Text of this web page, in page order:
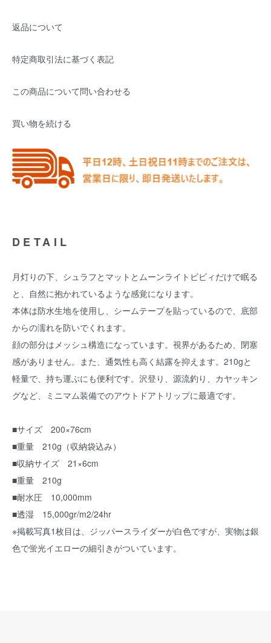
返品について
特定商取引法に基づく表記
この商品について問い合わせる
買い物を続ける
DETAIL
月灯りの下、シュラフとマットとムーンライトビビィだけで眠る
と、自然に抱かれているような感覚になります。
本体は防水生地を使用し、シームテープを貼っているので、底部
からの濡れを防いでくれます。
顔の部分はメッシュ構造になっています。視界があるため、閉塞
感がありません。また、通気性も高く結露を抑えます。210gと
軽量で、持ち運ぶにも便利です。沢登り、源流釣り、カヤッキン
グなど、ミニマム装備でのアウトドアトリップに最適です。
■サイズ 200×76cm
■重量 210g（収納袋込み）
■収納サイズ 21×6cm
■重量 210g
■耐水圧 10,000mm
■透湿 15,000gr/m2/24hr
※掲載写真1枚目は、ジッパースライダーが白色ですが、実物は銀
色で蛍光イエローの細引きがついています。